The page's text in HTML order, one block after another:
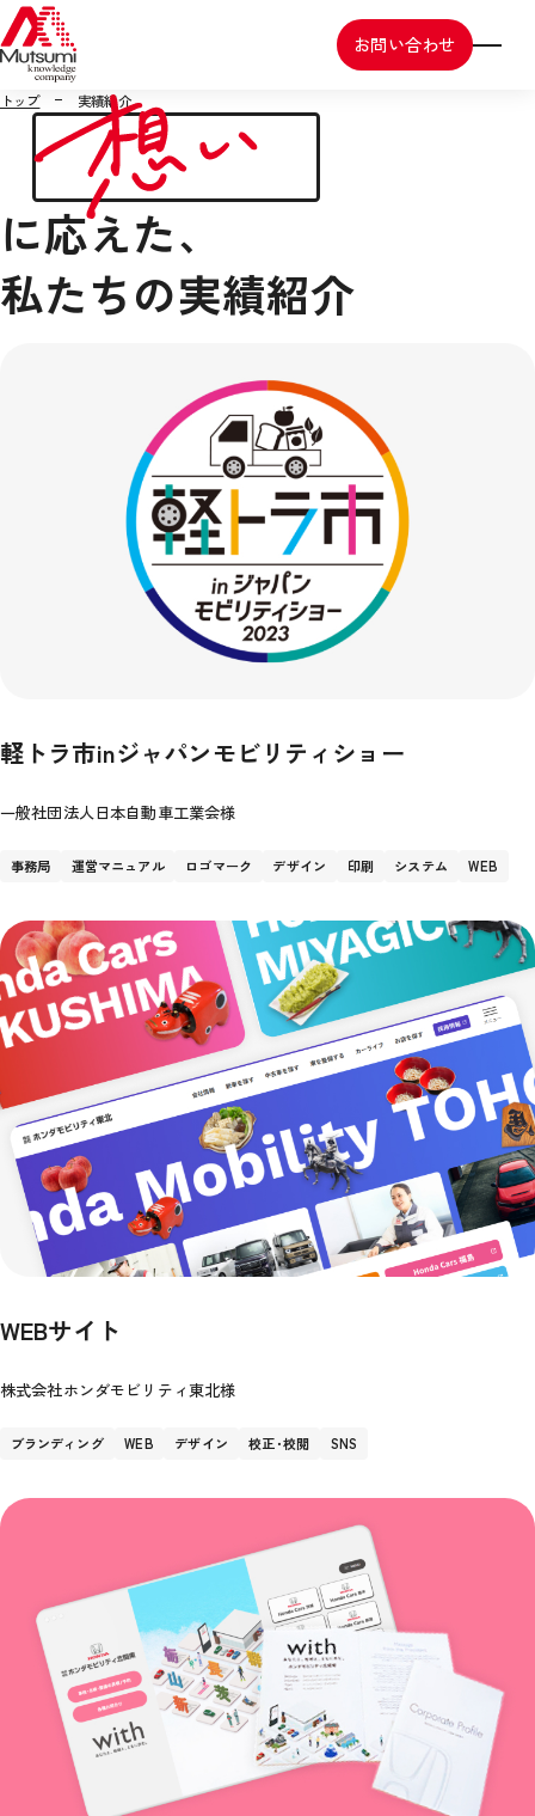
お問い合わせ
トップ 実績紹介
に応えた、
私たちの実績紹介
軽トラ市inジャパンモビリティショー
一般社団法人日本自動車工業会様
事務局 運営マニュアル ロゴマーク デザイン 印刷 システム WEB
WEBサイト
株式会社ホンダモビリティ東北様
ブランディング WEB デザイン 校正･校閲 SNS